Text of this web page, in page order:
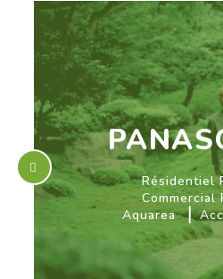
Résidentiel
Commercial
Aquarea